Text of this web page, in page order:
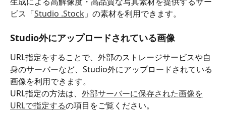
ビス「Studio .Stock 」の素材を利用できます。
Studio外にアップロードされている画像
URL指定をすることで、外部のストレージサービスや自
身のサーバーなど、Studio外にアップロードされている
画像を利用できます。
URL指定の方法は、 外部サーバーに保存された画像を
URLで指定するの項目をご覧ください。